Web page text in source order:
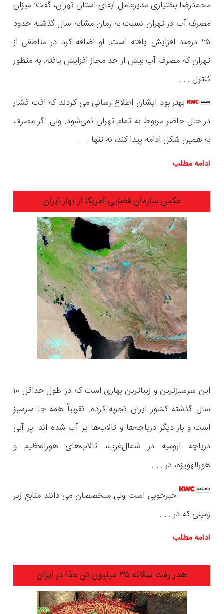
محمدرضا بختیاری مدیرعامل آبفای استان تهران، گفت: میزان
مصرف آب در تهران نسبت به زمان مشابه سال گذشته حدود
۲۵ درصد افزایش یافته است. او اضافه کرد در مناطقی از
تهران که مصرف آب بیش از حد مجاز افزایش یافته، به منظور
کنترل . . .
بهتر بود ایشان اطلاع رسانی می کردند که افت فشار
در حال حاضر مربوط به تمام تهران نمی‌شود. ولی اگر مصرف
به همین شکل ادامه پیدا کند، نه تنها . . .
ادامه مطلب
عکس سازمان فضایی آمریکا از بهار ایران
این سرسبزترین و زیباترین بهاری است که در طول حداقل ۱۰
سال گذشته کشور ایران تجربه کرده. تقریباً همه جا سرسبز
است و بار دیگر دریاچه‌ها و تالاب‌ها پر آب شده اند. پر آبی
دریاچه ارومیه در شمال‌غرب، تالاب‌های هورالعظیم و
هورالهویزه، در . . .
خبرخوبی است ولی متخصصان می دانند منابع زیر
زمینی که در. . .
ادامه مطلب
هدر رفت سالانه ۳۵ میلیون تن غذا در ایران